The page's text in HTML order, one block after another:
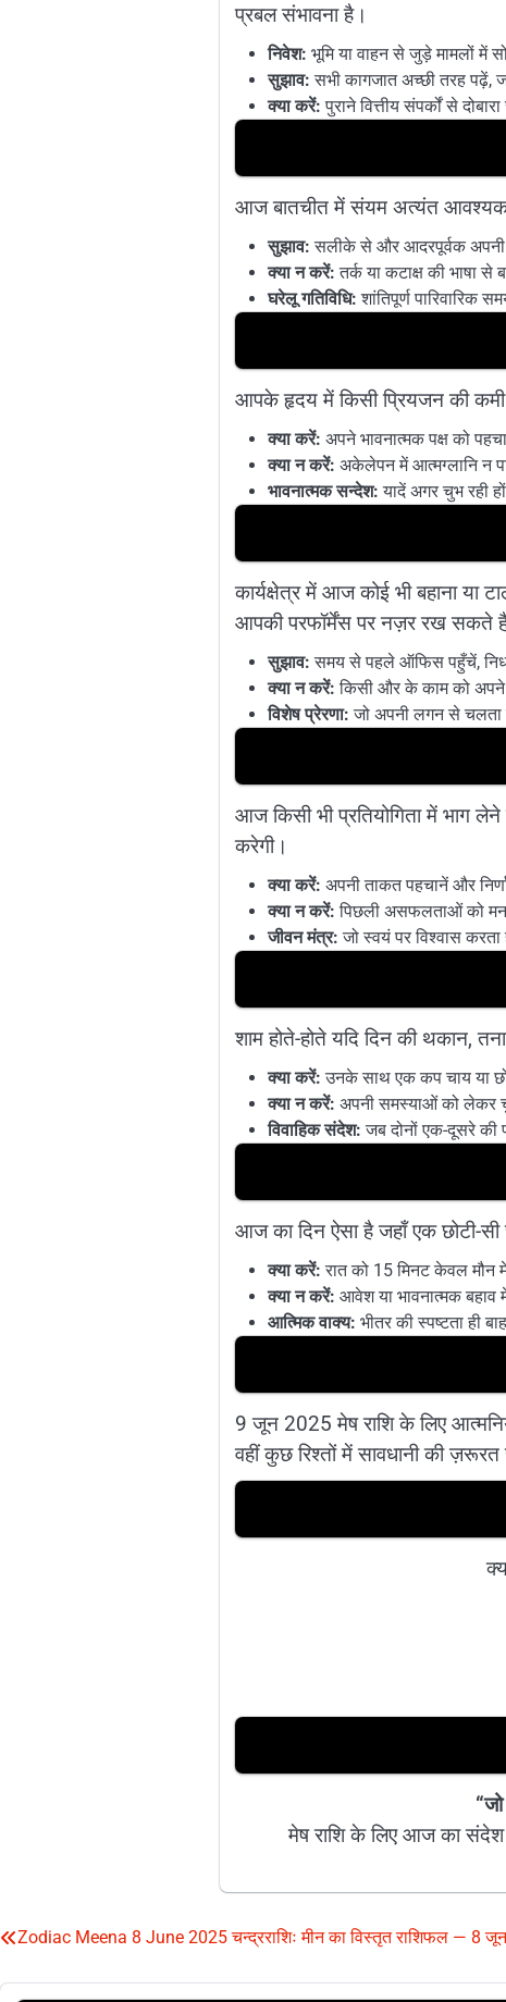
प्रबल संभावना है।
निवेश: भूमि या वाहन से जुड़े मामलों में
सुझाव: सभी कागजात अच्छी तरह पढ़ें,
क्या करें: पुराने वित्तीय संपर्कों से
आज बातचीत में संयम अत्यंत आवश्यक
सुझाव: सलीके से और आदरपूर्वक अपनी
क्या न करें: तर्क या कटाक्ष की भाषा
घरेलू गतिविधि: शांतिपूर्ण पारिवारिक
आपके हृदय में किसी प्रियजन की
क्या करें: अपने भावनात्मक पक्ष को
क्या न करें: अकेलेपन में आत्मग्लानि न
भावनात्मक सन्देश: यादें अगर चुभ रही
कार्यक्षेत्र में आज कोई भी बहाना या
आपकी परफॉर्मेंस पर नज़र रख सकते
सुझाव: समय से पहले ऑफिस पहुँचें,
क्या न करें: किसी और के काम को
विशेष प्रेरणा: जो अपनी लगन से
आज किसी भी प्रतियोगिता में भाग
करेगी।
क्या करें: अपनी ताकत पहचानें और
क्या न करें: पिछली असफलताओं को मन
जीवन मंत्र: जो स्वयं पर विश्वास करता
शाम होते-होते यदि दिन की थकान,
क्या करें: उनके साथ एक कप चाय या
क्या न करें: अपनी समस्याओं को लेकर
विवाहिक संदेश: जब दोनों एक-दूसरे की
आज का दिन ऐसा है जहाँ एक छोटी-
क्या करें: रात को 15 मिनट केवल
क्या न करें: आवेश या भावनात्मक बहाव
आत्मिक वाक्य: भीतर की स्पष्टता ही
9 जून 2025 मेष राशि के लिए
वहीं कुछ रिश्तों में सावधानी की
मेष राशि के लिए आज का संदेश
Post
navigation
Zodiac Meena 8 June 2025 चन्द्रराशिः मीन का विस्तृत राशिफल — 8